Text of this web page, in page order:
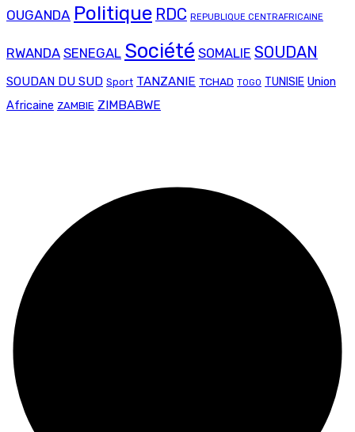
OUGANDA Politique RDC REPUBLIQUE CENTRAFRICAINE
RWANDA SENEGAL Société SOMALIE SOUDAN
SOUDAN DU SUD Sport TANZANIE TCHAD TOGO TUNISIE Union
Africaine ZAMBIE ZIMBABWE